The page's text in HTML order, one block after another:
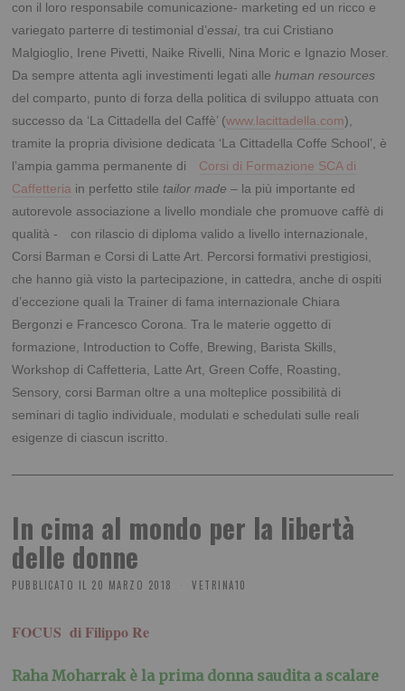
con il loro responsabile comunicazione- marketing ed un ricco e
variegato parterre di testimonial d’essai , tra cui Cristiano
Malgioglio, Irene Pivetti, Naike Rivelli, Nina Moric e Ignazio Moser.
Da sempre attenta agli investimenti legati allehuman resources
del comparto, punto di forza della politica di sviluppo attuata con
successo da ‘La Cittadella del Caffè’ (www.lacittadella.com),
tramite la propria divisione dedicata ‘La Cittadella Coffe School’, è
l’ampia gamma permanente di Corsi di Formazione SCAdi
Caffetteria in perfetto stile tailor made – la più importante ed
autorevole associazione a livello mondiale che promuove caffè di
qualità - con rilascio di diploma valido a livello internazionale,
Corsi Barman e Corsi di Latte Art. Percorsi formativi prestigiosi,
che hanno già visto la partecipazione, in cattedra, anche di ospiti
d’eccezione quali la Trainer di fama internazionale Chiara
Bergonzi e Francesco Corona. Tra le materie oggetto di
formazione, Introduction to Coffe, Brewing, Barista Skills,
Workshop di Caffetteria, Latte Art, Green Coffe, Roasting,
Sensory, corsi Barman oltre a una molteplice possibilità di
seminari di taglio individuale, modulati e schedulati sulle reali
esigenze di ciascun iscritto.
In cima al mondo per la libertà
delle donne
PUBBLICATO IL 20 MARZO 2018 VETRINA10
FOCUS di Filippo Re
Raha Moharrak è la prima donna saudita a scalare